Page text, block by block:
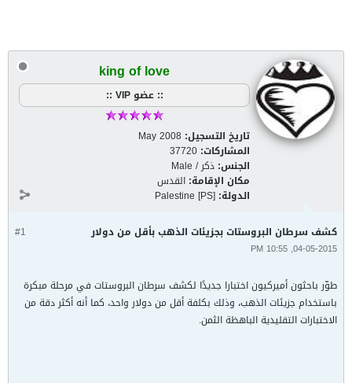
king of love
:: عضو VIP ::
تاريخ التسجيل: May 2008
المشاركات: 37720
الجنس: ذكر / Male
مكان الإقامة: القدس
الدولة: Palestine [PS]
#1 كشف سرطان البروستات بجزيئات الذهب بأقل من دولار
04-05-2015, 10:55 PM
طوّر باحثون أميركيون اختبارا جديدًا لكشف سرطان البروستات في مرحلة مبكرة
باستخدام جزيئات الذهب، وذلك بكلفة أقل من دولار واحد، كما أنه أكثر دقة من
الاختبارات التقليدية الباهظة الثمن.